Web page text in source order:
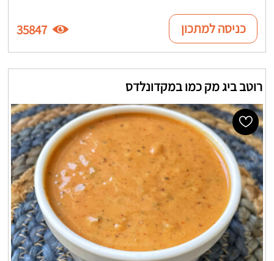
כניסה למתכון 35847
רוטב ביג מק כמו במקדונלדס